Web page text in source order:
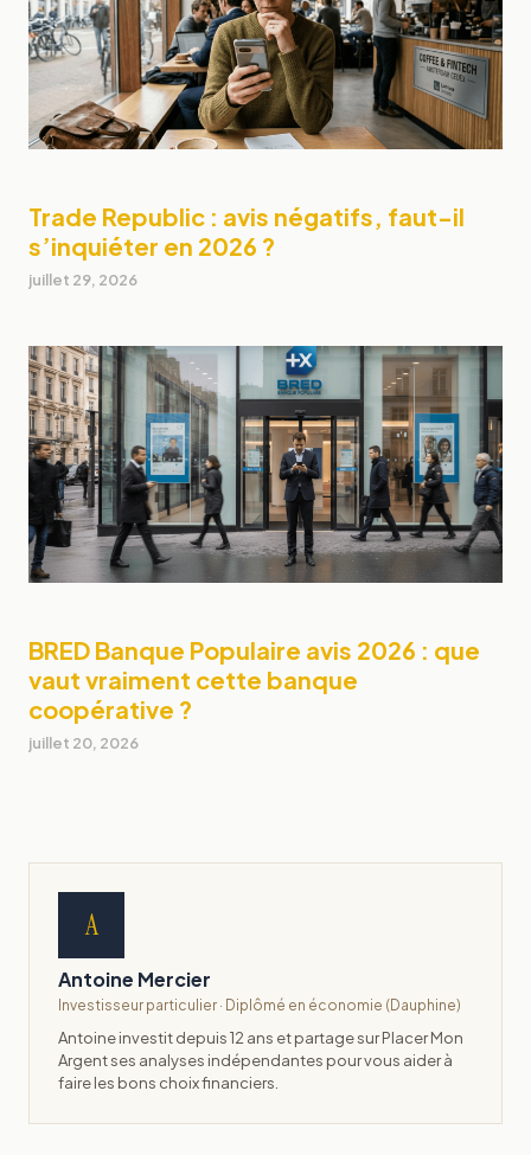
Trade Republic : avis négatifs, faut-il
s’inquiéter en 2026 ?
juillet 29, 2026
BRED Banque Populaire avis 2026 : que
vaut vraiment cette banque
coopérative ?
juillet 20, 2026
A
Antoine Mercier
Investisseur particulier · Diplômé en économie (Dauphine)
Antoine investit depuis 12 ans et partage sur Placer Mon
Argent ses analyses indépendantes pour vous aider à
faire les bons choix financiers.